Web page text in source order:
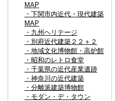
MAP
・下関市内近代・現代建築
MAP
・九州ヘリテージ
・別府近代建築２２＋２
・地域文化博物館・高炉館
・昭和のレトロ食堂
・千葉県の近代産業遺跡
・神奈川の近代建築
・分離派建築博物館
・モダン・デ・タウン